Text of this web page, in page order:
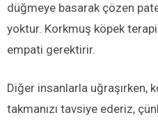
düğmeye basarak çözen
yoktur. Korkmuş köpek
empati gerektirir.
Diğer insanlarla uğraşırken,
takmanızı tavsiye ederiz,